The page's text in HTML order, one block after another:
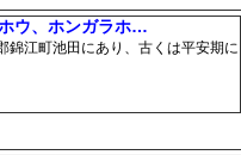
ウ、ホンガラホ…
江町池田にあり、古くは平安期に